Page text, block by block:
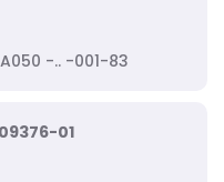
A050 -.. -001-83
01